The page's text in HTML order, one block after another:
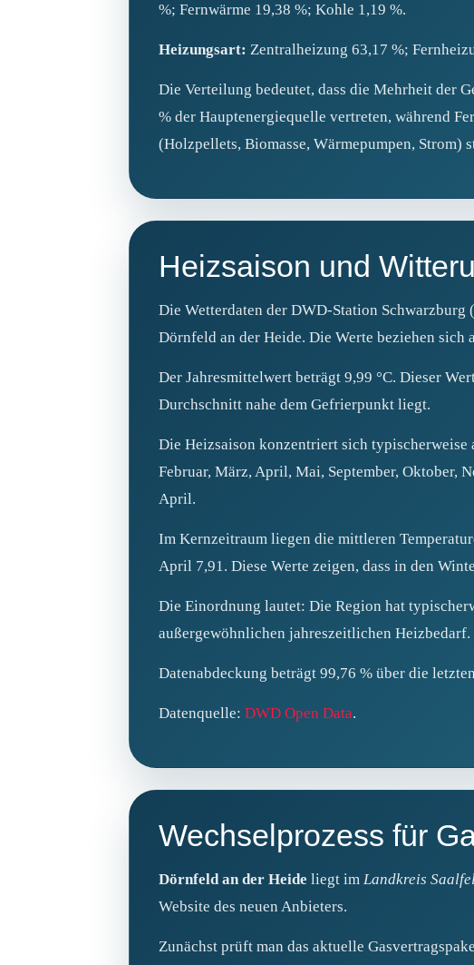
%; Fernwärme 19,38 %; Kohle 1,19 %.
Heizungsart: Zentralheizung 63,17 %;
Die Verteilung bedeutet, dass die Mehrheit der
% der Hauptenergiequelle vertreten, während
(Holzpellets, Biomasse, Wärmepumpen, Strom)
Heizsaison und
Die Wetterdaten der DWD-Station
Dörnfeld an der Heide. Die Werte beziehen
Der Jahresmittelwert beträgt 9,99 °C. Dieser
Durchschnitt nahe dem Gefrierpunkt liegt.
Die Heizsaison konzentriert sich typischerweise
Februar, März, April, Mai, September, Oktober,
April.
Im Kernzeitraum liegen die mittleren
April 7,91. Diese Werte zeigen, dass in den
Die Einordnung lautet: Die Region hat
außergewöhnlichen jahreszeitlichen Heizbedarf.
Datenabdeckung beträgt 99,76 % über die
Datenquelle: DWD Open Data.
Wechselprozess für
Dörnfeld an der Heide liegt im Landkreis
Website des neuen Anbieters.
Zunächst prüft man das aktuelle